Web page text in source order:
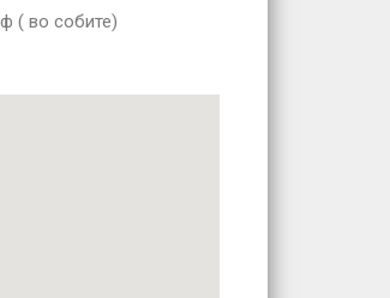
( во собите)